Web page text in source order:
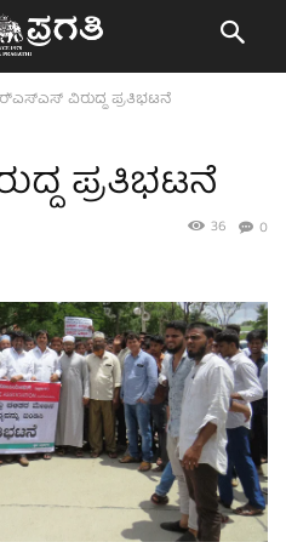
ವಿರುದ್ದ ಪ್ರತಿಭಟನೆ
ಪ್ರತಿಭಟನೆ
0
36